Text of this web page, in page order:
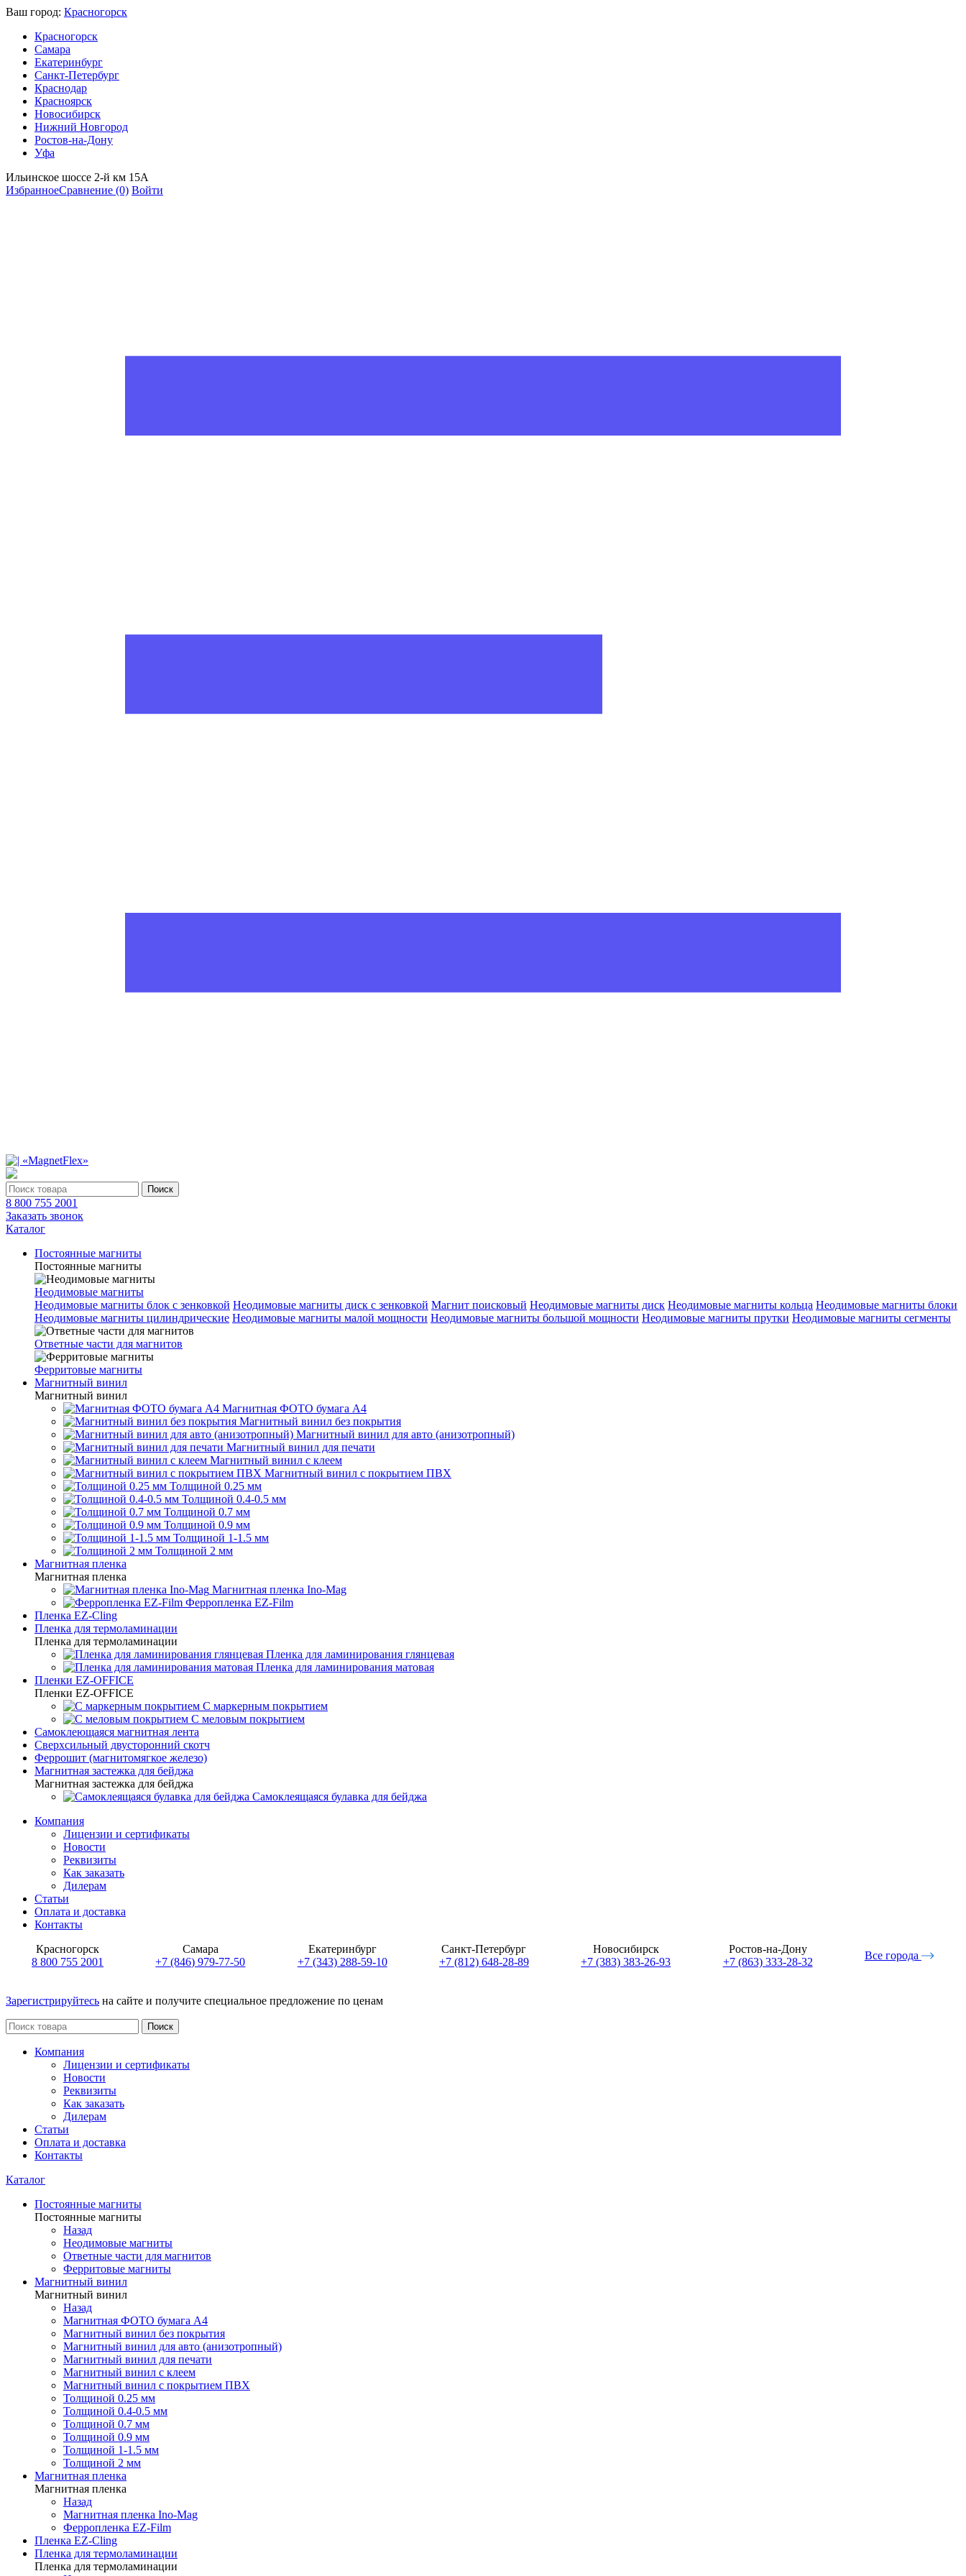
Ваш город: Красногорск
Красногорск
Самара
Екатеринбург
Санкт-Петербург
Краснодар
Красноярск
Новосибирск
Нижний Новгород
Ростов-на-Дону
Уфа
Ильинское шоссе 2-й км 15А
ИзбранноеСравнение (0) Войти
Поиск
8 800 755 2001
Заказать звонок
Каталог
Постоянные магниты
Постоянные магниты
Неодимовые магниты
Неодимовые магниты блок с зенковкой Неодимовые магниты диск с зенковкой Магнит поисковый Неодимовые магниты диск Неодимовые магниты кольца Неодимовые магниты блоки
Неодимовые магниты цилиндрические Неодимовые магниты малой мощности Неодимовые магниты большой мощности Неодимовые магниты прутки Неодимовые магниты сегменты
Ответные части для магнитов
Ферритовые магниты
Магнитный винил
Магнитный винил
Магнитная ФОТО бумага А4
Магнитный винил без покрытия
Магнитный винил для авто (анизотропный)
Магнитный винил для печати
Магнитный винил с клеем
Магнитный винил с покрытием ПВХ
Толщиной 0.25 мм
Толщиной 0.4-0.5 мм
Толщиной 0.7 мм
Толщиной 0.9 мм
Толщиной 1-1.5 мм
Толщиной 2 мм
Магнитная пленка
Магнитная пленка
Магнитная пленка Ino-Mag
Ферропленка EZ-Film
Пленка EZ-Cling
Пленка для термоламинации
Пленка для термоламинации
Пленка для ламинирования глянцевая
Пленка для ламинирования матовая
Пленки EZ-OFFICE
Пленки EZ-OFFICE
С маркерным покрытием
С меловым покрытием
Самоклеющаяся магнитная лента
Сверхсильный двусторонний скотч
Феррошит (магнитомягкое железо)
Магнитная застежка для бейджа
Магнитная застежка для бейджа
Самоклеящаяся булавка для бейджа
Компания
Лицензии и сертификаты
Новости
Реквизиты
Как заказать
Дилерам
Статьи
Оплата и доставка
Контакты
Красногорск
8 800 755 2001
Самара
+7 (846) 979-77-50
Екатеринбург
+7 (343) 288-59-10
Санкт-Петербург
+7 (812) 648-28-89
Новосибирск
+7 (383) 383-26-93
Ростов-на-Дону
+7 (863) 333-28-32
Все города
Зарегистрируйтесь на сайте и получите специальное предложение по ценам
Поиск
Компания
Лицензии и сертификаты
Новости
Реквизиты
Как заказать
Дилерам
Статьи
Оплата и доставка
Контакты
Каталог
Постоянные магниты
Постоянные магниты
Назад
Неодимовые магниты
Ответные части для магнитов
Ферритовые магниты
Магнитный винил
Магнитный винил
Назад
Магнитная ФОТО бумага А4
Магнитный винил без покрытия
Магнитный винил для авто (анизотропный)
Магнитный винил для печати
Магнитный винил с клеем
Магнитный винил с покрытием ПВХ
Толщиной 0.25 мм
Толщиной 0.4-0.5 мм
Толщиной 0.7 мм
Толщиной 0.9 мм
Толщиной 1-1.5 мм
Толщиной 2 мм
Магнитная пленка
Магнитная пленка
Назад
Магнитная пленка Ino-Mag
Ферропленка EZ-Film
Пленка EZ-Cling
Пленка для термоламинации
Пленка для термоламинации